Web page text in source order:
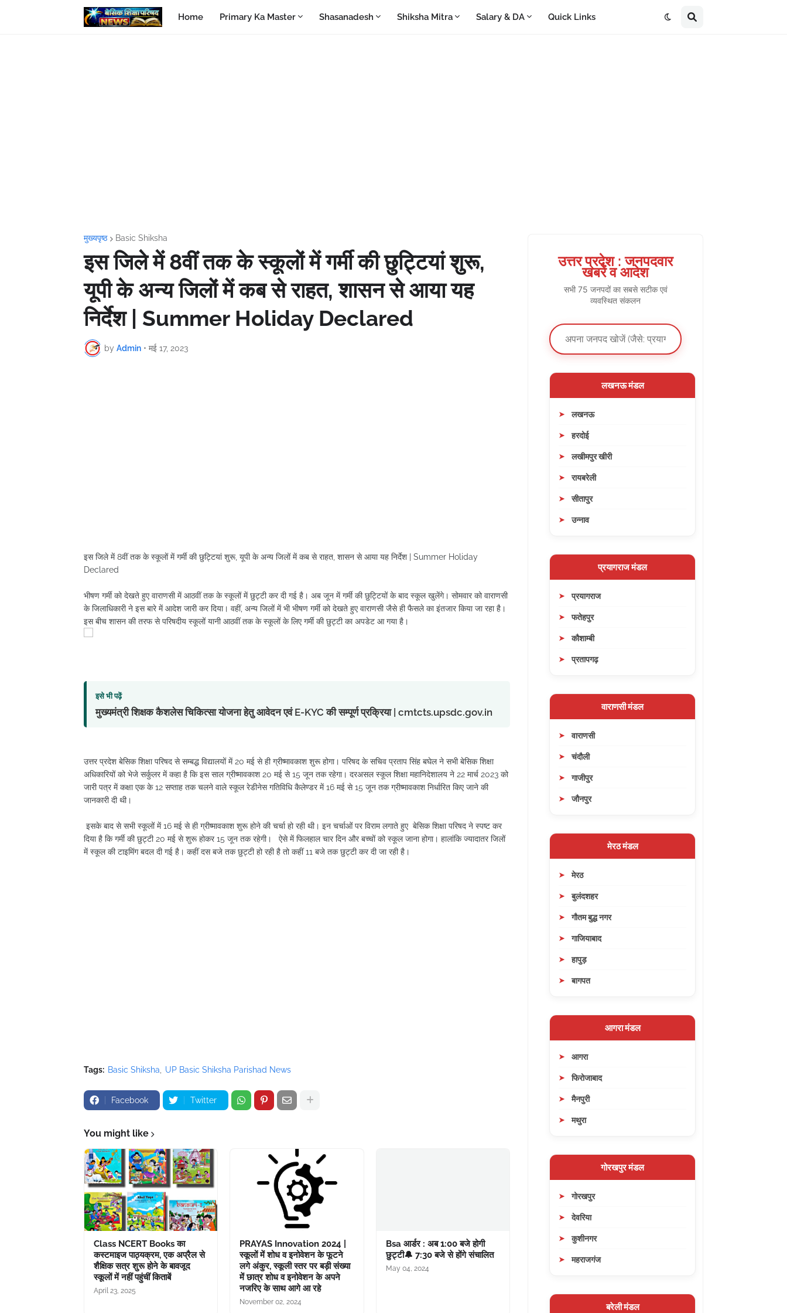
Home Primary Ka Master Shasanadesh Shiksha Mitra Salary & DA Quick Links
मुख्यपृष्ठ Basic Shiksha
इस जिले में 8वीं तक के स्कूलों में गर्मी की छुट्टियां शुरू,
यूपी के अन्य जिलों में कब से राहत, शासन से आया यह
निर्देश | Summer Holiday Declared
by Admin • मई 17, 2023
इस जिले में 8वीं तक के स्कूलों में गर्मी की छुट्टियां शुरू, यूपी के अन्य जिलों में कब से राहत, शासन से आया यह निर्देश | Summer Holiday
Declared
भीषण गर्मी को देखते हुए वाराणसी में आठवीं तक के स्कूलों में छुट्टी कर दी गई है। अब जून में गर्मी की छुट्टियों के बाद स्कूल खुलेंगे। सोमवार को वाराणसी
के जिलाधिकारी ने इस बारे में आदेश जारी कर दिया। वहीं, अन्य जिलों में भी भीषण गर्मी को देखते हुए वाराणसी जैसे ही फैसले का इंतजार किया जा रहा है।
इस बीच शासन की तरफ से परिषदीय स्कूलों यानी आठवीं तक के स्कूलों के लिए गर्मी की छुट्टी का अपडेट आ गया है।
इसे भी पढ़ें
मुख्यमंत्री शिक्षक कैशलेस चिकित्सा योजना हेतु आवेदन एवं E-KYC की सम्पूर्ण प्रक्रिया | cmtcts.upsdc.gov.in
उत्तर प्रदेश बेसिक शिक्षा परिषद से सम्बद्ध विद्यालयों में 20 मई से ही ग्रीष्मावकाश शुरू होगा। परिषद के सचिव प्रताप सिंह बघेल ने सभी बेसिक शिक्षा
अधिकारियों को भेजे सर्कुलर में कहा है कि इस साल ग्रीष्मावकाश 20 मई से 15 जून तक रहेगा। दरअसल स्कूल शिक्षा महानिदेशालय ने 22 मार्च 2023 को
जारी पत्र में कक्षा एक के 12 सप्ताह तक चलने वाले स्कूल रेडीनेस गतिविधि कैलेण्डर में 16 मई से 15 जून तक ग्रीष्मावकाश निर्धारित किए जाने की
जानकारी दी थी।
इसके बाद से सभी स्कूलों में 16 मई से ही ग्रीष्मावकाश शुरू होने की चर्चा हो रही थी। इन चर्चाओं पर विराम लगाते हुए बेसिक शिक्षा परिषद ने स्पष्ट कर
दिया है कि गर्मी की छुट्टी 20 मई से शुरू होकर 15 जून तक रहेगी। ऐसे में फिलहाल चार दिन और बच्चों को स्कूल जाना होगा। हालांकि ज्यादातर जिलों
में स्कूल की टाइमिंग बदल दी गई है। कहीं दस बजे तक छुट्टी हो रही है तो कहीं 11 बजे तक छुट्टी कर दी जा रही है।
Tags: Basic Shiksha UP Basic Shiksha Parishad News
Facebook Twitter
You might like
Class NCERT Books का
कस्टमाइज पाठ्यक्रम, एक अप्रैल से
शैक्षिक सत्र शुरू होने के बावजूद
स्कूलों में नहीं पहुंचीं किताबें
April 23, 2025
PRAYAS Innovation 2024 |
स्कूलों में शोध व इनोवेशन के फूटने
लगे अंकुर, स्कूली स्तर पर बड़ी संख्या
में छात्र शोध व इनोवेशन के अपने
नजरिए के साथ आगे आ रहे
November 02, 2024
Bsa आर्डर : अब 1:00 बजे होगी
छुट्टी🔔 7:30 बजे से होंगे संचालित
May 04, 2024
उत्तर प्रदेश : जनपदवार
खबरें व आदेश
सभी 75 जनपदों का सबसे सटीक एवं
व्यवस्थित संकलन
लखनऊ मंडल
लखनऊ
हरदोई
लखीमपुर खीरी
रायबरेली
सीतापुर
उन्नाव
प्रयागराज मंडल
प्रयागराज
फतेहपुर
कौशाम्बी
प्रतापगढ़
वाराणसी मंडल
वाराणसी
चंदौली
गाजीपुर
जौनपुर
मेरठ मंडल
मेरठ
बुलंदशहर
गौतम बुद्ध नगर
गाजियाबाद
हापुड़
बागपत
आगरा मंडल
आगरा
फिरोजाबाद
मैनपुरी
मथुरा
गोरखपुर मंडल
गोरखपुर
देवरिया
कुशीनगर
महराजगंज
बरेली मंडल